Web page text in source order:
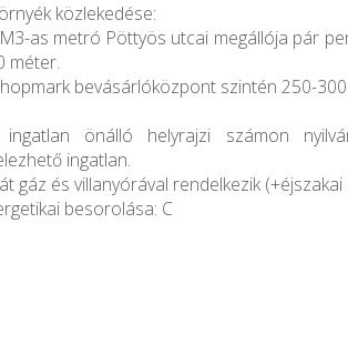
közlekedése:
as metró Pöttyös utcai megállója pár
méter.
bevásárlóközpont szintén 250-
ingatlan önálló helyrajzi számon
ingatlan.
gáz és villanyórával rendelkezik (+éjszakai
besorolása: C